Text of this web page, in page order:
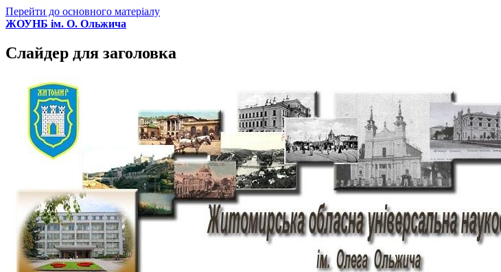
Перейти до основного матеріалу
ЖОУНБ ім. О. Ольжича
Слайдер для заголовка